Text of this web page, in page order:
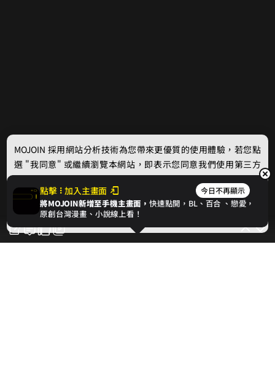
點擊 加入主畫面 今日不再顯示
將MOJOIN新增至手機主畫面，快速點開，BL、 百合 、戀愛，
原創台灣漫畫、小說線上看！
MOJOIN 採用網站分析技術為您帶來更優質的使用體驗，若您點
選 "我同意" 或繼續瀏覽本網站，即表示您同意我們使用第三方
Cookie，欲瞭解更多資訊請見隱私權政策。
我同意